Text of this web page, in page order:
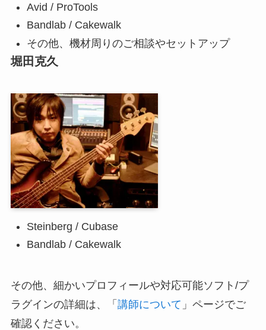
Avid / ProTools
Bandlab / Cakewalk
その他、機材周りのご相談やセットアップ
堀田克久
Steinberg / Cubase
Bandlab / Cakewalk
その他、細かいプロフィールや対応可能ソフト/プ
ラグインの詳細は、「 講師について 」ページでご
確認ください。